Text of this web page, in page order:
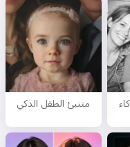
متنبئ الطفل الذكي